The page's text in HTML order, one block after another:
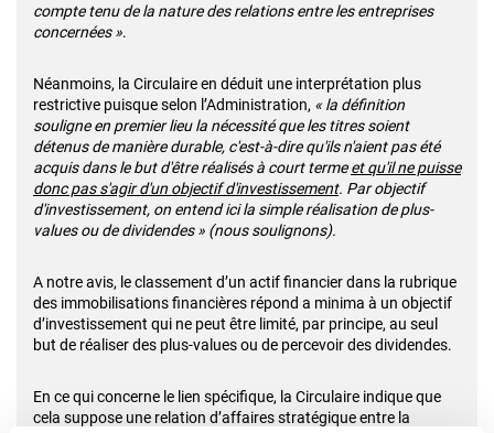
compte tenu de la nature des relations entre les entreprises
concernées ».
Néanmoins, la Circulaire en déduit une interprétation plus
restrictive puisque selon l’Administration, « la définition
souligne en premier lieu la nécessité que les titres soient
détenus de manière durable, c'est-à-dire qu'ils n'aient pas été
acquis dans le but d'être réalisés à court termeet qu'il ne puisse
donc pas s'agir d'un objectif d'investissement. Par objectif
d'investissement, on entend ici la simple réalisation de plus-
values ou de dividendes » (nous soulignons).
A notre avis, le classement d’un actif financier dans la rubrique
des immobilisations financières répond a minima à un objectif
d’investissement qui ne peut être limité, par principe, au seul
but de réaliser des plus-values ou de percevoir des dividendes.
En ce qui concerne le lien spécifique, la Circulaire indique que
cela suppose une relation d’affaires stratégique entre la